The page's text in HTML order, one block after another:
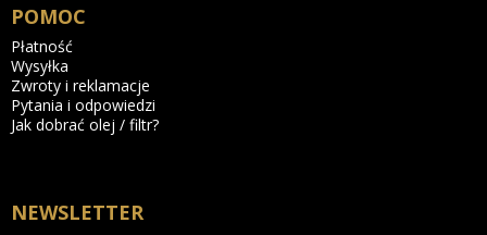
POMOC
Płatność
Wysyłka
Zwroty i reklamacje
Pytania i odpowiedzi
Jak dobrać olej / filtr?
NEWSLETTER